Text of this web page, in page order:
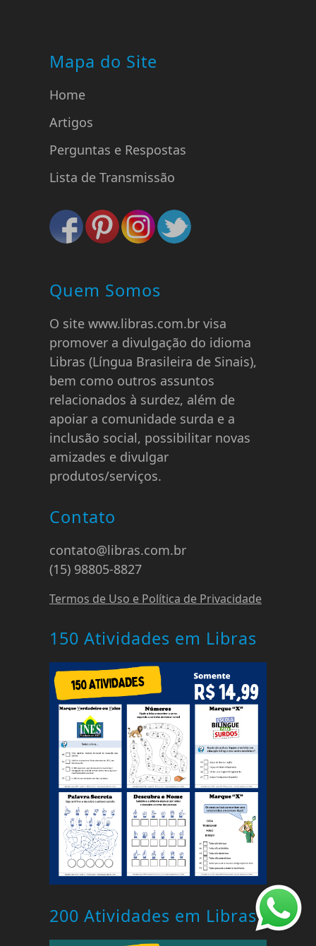
Mapa do Site
Home
Artigos
Perguntas e Respostas
Lista de Transmissão
Quem Somos
O site www.libras.com.br visa
promover a divulgação do idioma
Libras (Língua Brasileira de Sinais),
bem como outros assuntos
relacionados à surdez, além de
apoiar a comunidade surda e a
inclusão social, possibilitar novas
amizades e divulgar
produtos/serviços.
Contato
contato@libras.com.br
(15) 98805-8827
Termos de Uso e Política de Privacidade
150 Atividades em Libras
200 Atividades em Libras